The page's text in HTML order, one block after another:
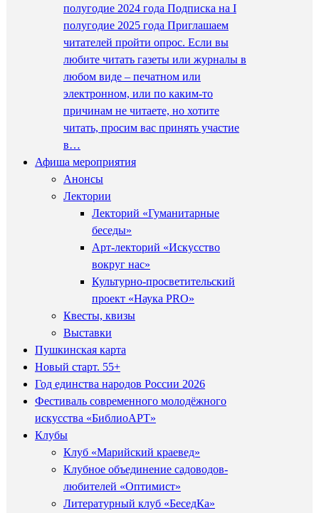
полугодие 2024 года Подписка на I
полугодие 2025 года Приглашаем
читателей пройти опрос. Если вы
любите читать газеты или журналы в
любом виде – печатном или
электронном, или по каким-то
причинам не читаете, но хотите
читать, просим вас принять участие
в…
Афиша мероприятия
Анонсы
Лектории
Лекторий «Гуманитарные
беседы»
Арт-лекторий «Искусство
вокруг нас»
Культурно-просветительский
проект «Наука PRO»
Квесты, квизы
Выставки
Пушкинская карта
Новый старт. 55+
Год единства народов России 2026
Фестиваль современного молодёжного
искусства «БиблиоАРТ»
Клубы
Клуб «Марийский краевед»
Клубное объединение садоводов-
любителей «Оптимист»
Литературный клуб «БеседКа»